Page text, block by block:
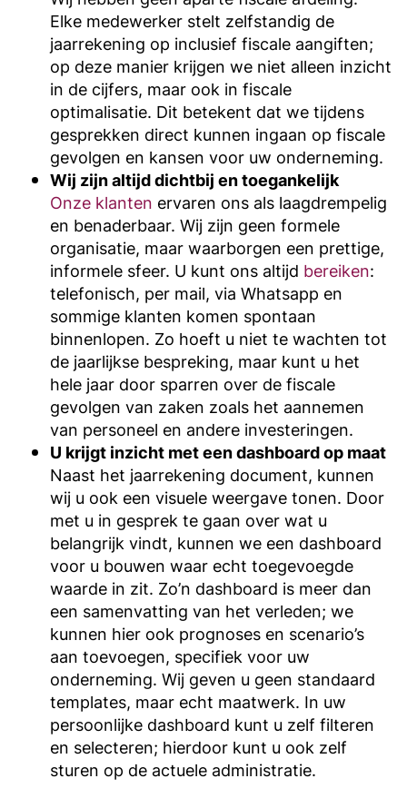
Elke medewerker stelt zelfstandig de
jaarrekening op inclusief fiscale aangiften;
op deze manier krijgen we niet alleen inzicht
in de cijfers, maar ook in fiscale
optimalisatie. Dit betekent dat we tijdens
gesprekken direct kunnen ingaan op fiscale
gevolgen en kansen voor uw onderneming.
Wij zijn altijd dichtbij en toegankelijk
Onze klanten ervaren ons als laagdrempelig
en benaderbaar. Wij zijn geen formele
organisatie, maar waarborgen een prettige,
informele sfeer. U kunt ons altijd bereiken:
telefonisch, per mail, via Whatsapp en
sommige klanten komen spontaan
binnenlopen. Zo hoeft u niet te wachten tot
de jaarlijkse bespreking, maar kunt u het
hele jaar door sparren over de fiscale
gevolgen van zaken zoals het aannemen
van personeel en andere investeringen.
U krijgt inzicht met een dashboard op maat
Naast het jaarrekening document, kunnen
wij u ook een visuele weergave tonen. Door
met u in gesprek te gaan over wat u
belangrijk vindt, kunnen we een dashboard
voor u bouwen waar echt toegevoegde
waarde in zit. Zo’n dashboard is meer dan
een samenvatting van het verleden; we
kunnen hier ook prognoses en scenario’s
aan toevoegen, specifiek voor uw
onderneming. Wij geven u geen standaard
templates, maar echt maatwerk. In uw
persoonlijke dashboard kunt u zelf filteren
en selecteren; hierdoor kunt u ook zelf
sturen op de actuele administratie.